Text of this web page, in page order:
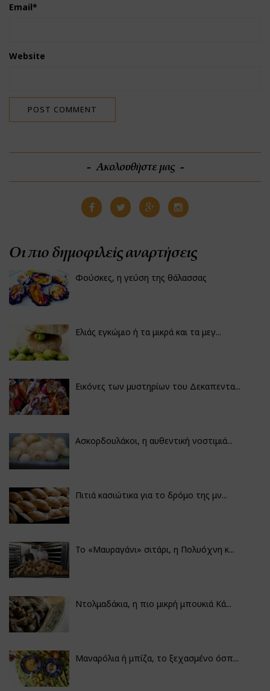
Email*
Website
Ακολουθήστε μας
Οι πιο δημοφιλείς αναρτήσεις
Φούσκες, η γεύση της θάλασσας
Ελιάς εγκώμιο ή τα μικρά και τα μεγ...
Εικόνες των μυστηρίων του Δεκαπεντα...
Ασκορδουλάκοι, η αυθεντική νοστιμιά...
Πιτιά κασιώτικα για το δρόμο της μν...
Το «Μαυραγάνι» σιτάρι, η Πολυόχνη κ...
Ντολμαδάκια, η πιο μικρή μπουκιά Κά...
Μαναρόλια ή μπίζα, το ξεχασμένο όσπ...